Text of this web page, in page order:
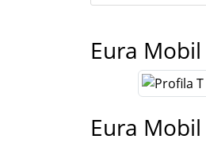
Eura Mobil
Eura Mobil